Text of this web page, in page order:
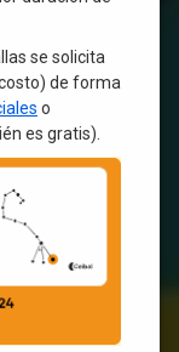
se solicita
de forma
o
es gratis).